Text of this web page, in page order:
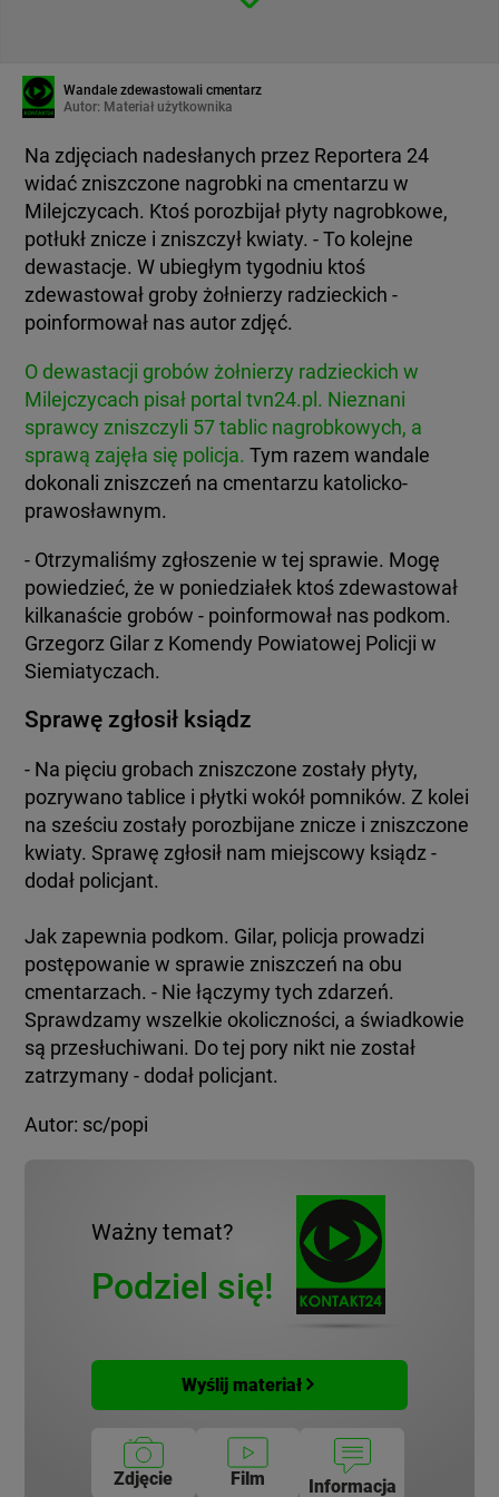
Wandale zdewastowali cmentarz
Autor: Materiał użytkownika
Na zdjęciach nadesłanych przez Reportera 24
widać zniszczone nagrobki na cmentarzu w
Milejczycach. Ktoś porozbijał płyty nagrobkowe,
potłukł znicze i zniszczył kwiaty. - To kolejne
dewastacje. W ubiegłym tygodniu ktoś
zdewastował groby żołnierzy radzieckich -
poinformował nas autor zdjęć.
O dewastacji grobów żołnierzy radzieckich w
Milejczycach pisał portal tvn24.pl. Nieznani
sprawcy zniszczyli 57 tablic nagrobkowych, a
sprawą zajęła się policja. Tym razem wandale
dokonali zniszczeń na cmentarzu katolicko-
prawosławnym.
- Otrzymaliśmy zgłoszenie w tej sprawie. Mogę
powiedzieć, że w poniedziałek ktoś zdewastował
kilkanaście grobów - poinformował nas podkom.
Grzegorz Gilar z Komendy Powiatowej Policji w
Siemiatyczach.
Sprawę zgłosił ksiądz
- Na pięciu grobach zniszczone zostały płyty,
pozrywano tablice i płytki wokół pomników. Z kolei
na sześciu zostały porozbijane znicze i zniszczone
kwiaty. Sprawę zgłosił nam miejscowy ksiądz -
dodał policjant.
Jak zapewnia podkom. Gilar, policja prowadzi
postępowanie w sprawie zniszczeń na obu
cmentarzach. - Nie łączymy tych zdarzeń.
Sprawdzamy wszelkie okoliczności, a świadkowie
są przesłuchiwani. Do tej pory nikt nie został
zatrzymany - dodał policjant.
Autor: sc/popi
Ważny temat?
Podziel się!
Wyślij materiał
Zdjęcie Film Informacja